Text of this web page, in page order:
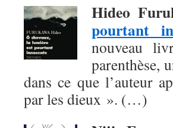
Hideo
pourtant
nouveau
parenthèse,
dans ce que l’auteur
par les dieux ». (…)